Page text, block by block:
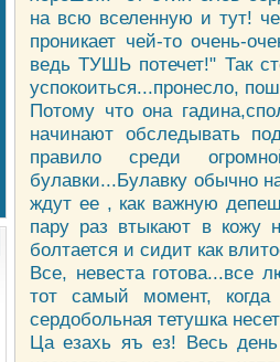
на всю вселенную и тут!
проникает чей-то очень-
ведь ТУШЬ потечет!" Так
успокоиться...пронесло,
Потому что она
начинают обследывать
правило среди
булавки...Булавку обычно
ждут ее , как важную
пару раз втыкают в кожу
болтается и сидит как
Все, невеста готова...все
тот самый момент,
сердобольная тетушка
Ца езахь яъ ез! Весь